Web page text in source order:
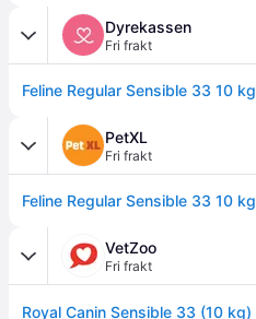
Dyrekassen
Fri frakt
Feline Regular Sensible 33 10 kg
PetXL
Fri frakt
Feline Regular Sensible 33 10 kg
VetZoo
Fri frakt
Royal Canin Sensible 33 (10 kg)